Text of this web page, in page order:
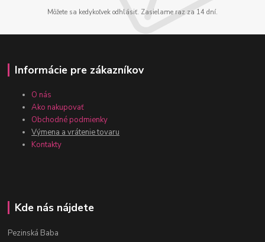
Môžete sa kedykoľvek odhlásiť. Zasielame raz za 14 dní.
Informácie pre zákazníkov
O nás
Ako nakupovať
Obchodné podmienky
Výmena a vrátenie tovaru
Kontakty
Kde nás nájdete
Pezinská Baba